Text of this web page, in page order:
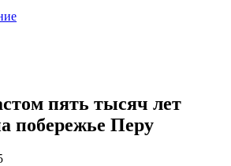
пять тысяч лет
побережье Перу